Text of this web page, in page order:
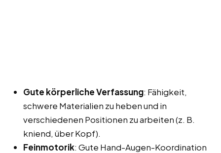
Gute körperliche Verfassung: Fähigkeit,
schwere Materialien zu heben und in
verschiedenen Positionen zu arbeiten (z. B.
kniend, über Kopf).
Feinmotorik: Gute Hand-Augen-Koordination